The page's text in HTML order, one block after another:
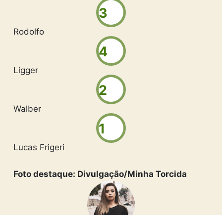
3
Rodolfo
4
Ligger
2
Walber
1
Lucas Frigeri
Foto destaque: Divulgação/Minha Torcida